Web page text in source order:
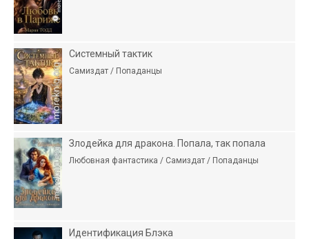
Системный тактик
Самиздат / Попаданцы
Злодейка для дракона. Попала, так попала
Любовная фантастика / Самиздат / Попаданцы
Идентификация Блэка